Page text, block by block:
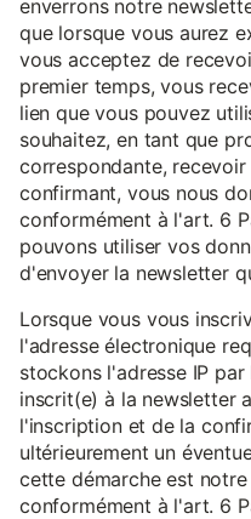
enverrons notre
que lorsque vous aurez
vous acceptez de
premier temps, vous
lien que vous pouvez
souhaitez, en tant que
correspondante,
confirmant, vous nous
conformément à l'art. 6
pouvons utiliser vos
d'envoyer la newsletter
Lorsque vous vous
l'adresse électronique
stockons l'adresse IP
inscrit(e) à la newsletter
l'inscription et de la
ultérieurement un
cette démarche est
conformément à l'art. 6